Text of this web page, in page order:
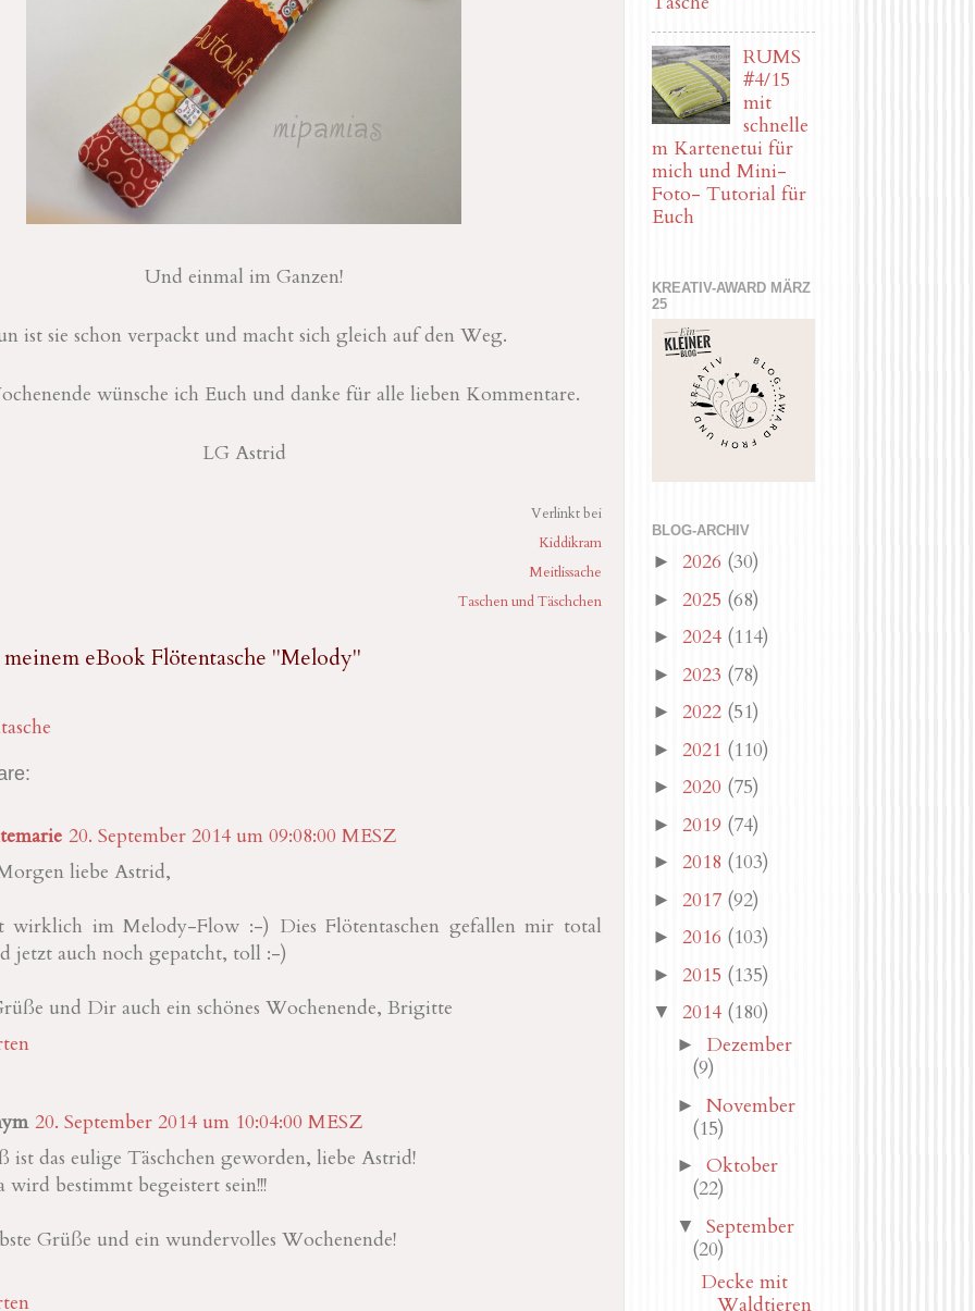
Und einmal im Ganzen!
ist sie schon verpackt und macht sich gleich auf den Weg.
wünsche ich Euch und danke für alle lieben Kommentare.
LG Astrid
Verlinkt bei
Kiddikram
Meitlissache
Taschen und Täschchen
eBook Flötentasche "Melody"
20. September 2014 um 09:08:00 MESZ
liebe Astrid,
wirklich im Melody-Flow :-) Dies Flötentaschen gefallen mir total
jetzt auch noch gepatcht, toll :-)
und Dir auch ein schönes Wochenende, Brigitte
20. September 2014 um 10:04:00 MESZ
ist das eulige Täschchen geworden, liebe Astrid!
wird bestimmt begeistert sein!!!
Grüße und ein wundervolles Wochenende!
RUMS
#4/15
mit
schnelle
m Kartenetui für
mich und Mini-
Foto- Tutorial für
Euch
KREATIV-AWARD MÄRZ
25
BLOG-ARCHIV
► 2026 (30)
► 2025 (68)
► 2024 (114)
► 2023 (78)
► 2022 (51)
► 2021 (110)
► 2020 (75)
► 2019 (74)
► 2018 (103)
► 2017 (92)
► 2016 (103)
► 2015 (135)
▼ 2014 (180)
► Dezember
(9)
► November
(15)
► Oktober
(22)
▼ September
(20)
Decke mit
Waldtieren